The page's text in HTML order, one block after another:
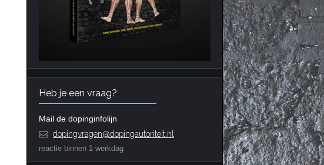
Heb je een vraag?
Mail de dopinginfolijn
dopingvragen@dopingautoriteit.nl
reactie binnen 1 werkdag